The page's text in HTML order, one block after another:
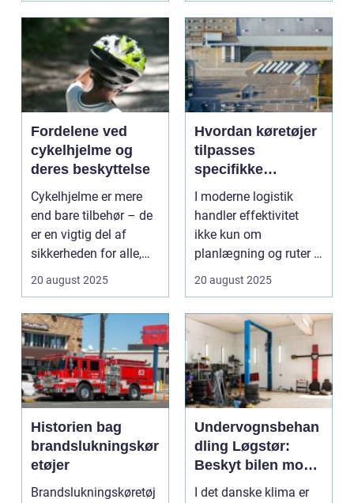
Fordelene ved
cykelhjelme og
deres beskyttelse
Cykelhjelme er mere
end bare tilbehør – de
er en vigtig del af
sikkerheden for alle,
de...
20 august 2025
Hvordan køretøjer
tilpasses
specifikke
logistiske opgaver
I moderne logistik
handler effektivitet
ikke kun om
planlægning og ruter –
det handler i...
20 august 2025
Historien bag
brandslukningskør
etøjer
Brandslukningskøretøj
Undervognsbehan
dling Løgstør:
Beskyt bilen mod
rust og slid
I det danske klima er